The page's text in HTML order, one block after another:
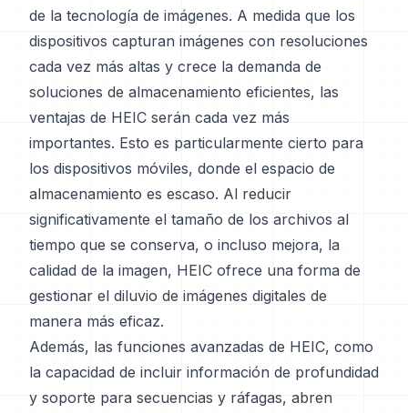
de la tecnología de imágenes. A medida que los
dispositivos capturan imágenes con resoluciones
cada vez más altas y crece la demanda de
soluciones de almacenamiento eficientes, las
ventajas de HEIC serán cada vez más
importantes. Esto es particularmente cierto para
los dispositivos móviles, donde el espacio de
almacenamiento es escaso. Al reducir
significativamente el tamaño de los archivos al
tiempo que se conserva, o incluso mejora, la
calidad de la imagen, HEIC ofrece una forma de
gestionar el diluvio de imágenes digitales de
manera más eficaz.
Además, las funciones avanzadas de HEIC, como
la capacidad de incluir información de profundidad
y soporte para secuencias y ráfagas, abren